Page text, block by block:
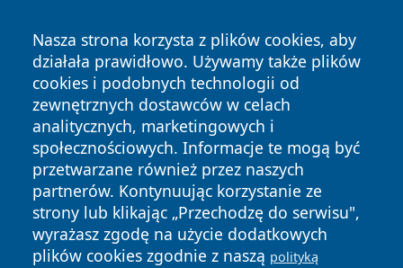
Nasza strona korzysta z plików cookies, aby
działała prawidłowo. Używamy także plików
cookies i podobnych technologii od
zewnętrznych dostawców w celach
analitycznych, marketingowych i
społecznościowych. Informacje te mogą być
przetwarzane również przez naszych
partnerów. Kontynuując korzystanie ze
strony lub klikając „Przechodzę do serwisu",
wyrażasz zgodę na użycie dodatkowych
plików cookies zgodnie z naszą polityką
Copyright © 2026 bedzinski24.pl Wszystkie prawa
zastrzeżone.
News Autorzy
Polityka
Prywatności
Polityka
Cookies